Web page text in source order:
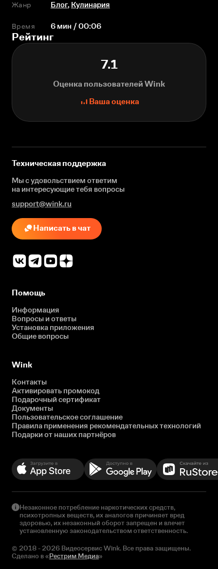
Жанр
Блог, Кулинария
Время 6 мин / 00:06
Рейтинг
7.1
Оценка пользователей Wink
Ваша оценка
Техническая поддержка
Мы с удовольствием ответим
на интересующиетебя вопросы
support@wink.ru
Написать в чат
Помощь
Информация
Вопросы и ответы
Установка приложения
Общие вопросы
Wink
Контакты
Активировать промокод
Подарочный сертификат
Документы
Пользовательское соглашение
Правила применения рекомендательных технологий
Подарки от наших партнёров
Незаконное потребление наркотических средств,
психотропных веществ, их аналогов причиняет вред
здоровью, их незаконный оборот запрещен и влечет
установленную законодательством ответственность.
© 2018 - 2026 Видеосервис Wink. Все права защищены.
Сделано в «Рестрим Медиа»